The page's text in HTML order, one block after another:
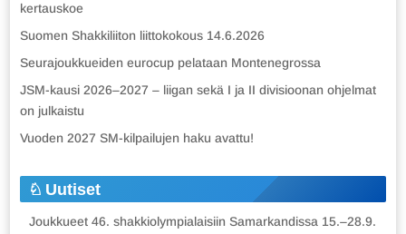
kertauskoe
Suomen Shakkiliiton liittokokous 14.6.2026
Seurajoukkueiden eurocup pelataan Montenegrossa
JSM-kausi 2026–2027 – liigan sekä I ja II divisioonan ohjelmat
on julkaistu
Vuoden 2027 SM-kilpailujen haku avattu!
Uutiset
Joukkueet 46. shakkiolympialaisiin Samarkandissa 15.–28.9.